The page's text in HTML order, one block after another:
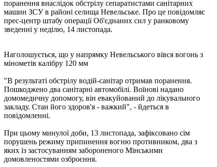
поранення внаслідок обстрілу сепаратистами санітарних
машин ЗСУ в районі селища Невельське. Про це повідомляє
прес-центр штабу операції Об'єднаних сил у ранковому
зведенні у неділю, 14 листопада.
Наголошується, що у напрямку Невельського вівся вогонь з
мінометів калібру 120 мм
"В результаті обстрілу водій-санітар отримав поранення.
Пошкоджено два санітарні автомобілі. Воїнові надано
домомедичну допомогу, він евакуйований до лікувального
закладу. Стан його здоров'я - важкий", - йдеться в
повідомленні.
При цьому минулої доби, 13 листопада, зафіксовано сім
порушень режиму припинення вогню противником, два з
яких із застосуванням забороненого Мінськими
домовленостями озброєння.